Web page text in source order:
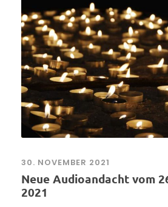
30. NOVEMBER 2021
Neue Audioandacht vom
2021